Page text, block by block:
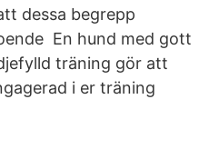
dessa begrepp
En hund med gott
träning gör att
i er träning